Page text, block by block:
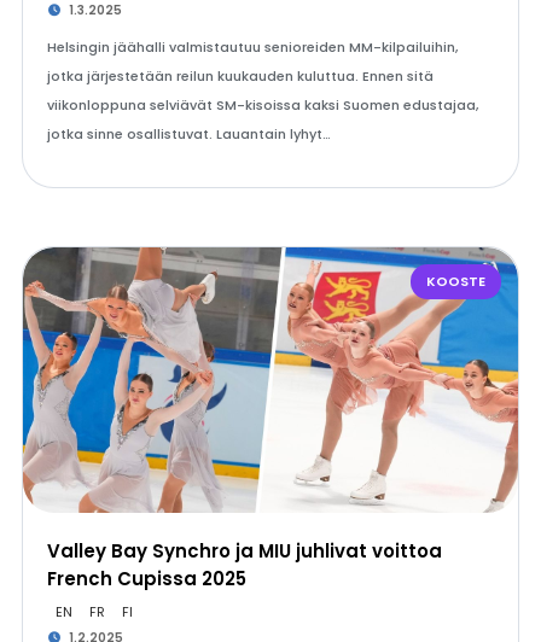
1.3.2025
Helsingin jäähalli valmistautuu senioreiden MM-kilpailuihin,
jotka järjestetään reilun kuukauden kuluttua. Ennen sitä
viikonloppuna selviävät SM-kisoissa kaksi Suomen edustajaa,
jotka sinne osallistuvat. Lauantain lyhyt…
KOOSTE
Valley Bay Synchro ja MIU juhlivat voittoa
French Cupissa 2025
EN FR FI
1.2.2025